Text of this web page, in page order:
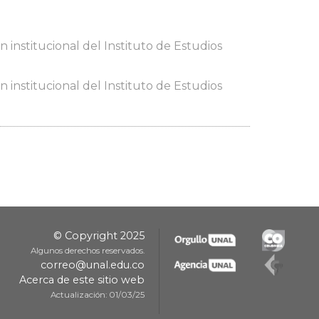
institucional del Instituto de Estudios
institucional del Instituto de Estudios
© Copyright 2025
Algunos derechos reservados.
correo@unal.edu.co
Acerca de este sitio web
Actualización: 01/03/25